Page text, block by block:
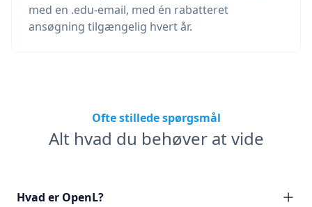
med en .edu-email, med én rabatteret
ansøgning tilgængelig hvert år.
Ofte stillede spørgsmål
Alt hvad du behøver at vide
Hvad er OpenL?